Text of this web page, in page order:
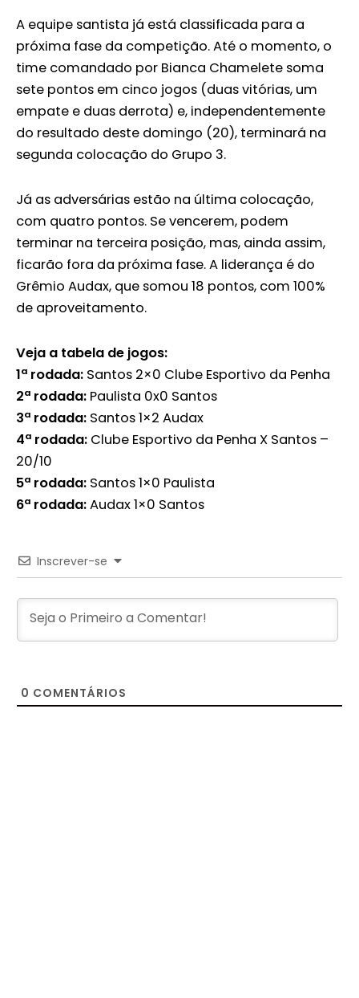
A equipe santista já está classificada para a
próxima fase da competição. Até o momento, o
time comandado por Bianca Chamelete soma
sete pontos em cinco jogos (duas vitórias, um
empate e duas derrota) e, independentemente
do resultado deste domingo (20), terminará na
segunda colocação do Grupo 3.
Já as adversárias estão na última colocação,
com quatro pontos. Se vencerem, podem
terminar na terceira posição, mas, ainda assim,
ficarão fora da próxima fase. A liderança é do
Grêmio Audax, que somou 18 pontos, com 100%
de aproveitamento.
Veja a tabela de jogos:
1ª rodada: Santos 2×0 Clube Esportivo da Penha
2ª rodada: Paulista 0x0 Santos
3ª rodada: Santos 1×2 Audax
4ª rodada: Clube Esportivo da Penha X Santos –
20/10
5ª rodada: Santos 1×0 Paulista
6ª rodada:Audax 1×0 Santos
Inscrever-se
0 COMENTÁRIOS